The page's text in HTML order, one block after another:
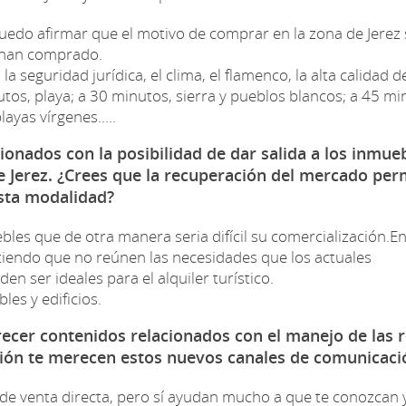
afirmar que el motivo de comprar en la zona de Jerez
comprado.
seguridad jurídica, el clima, el flamenco, la alta calidad
playa; a 30 minutos, sierra y pueblos blancos; a 45
vírgenes…..
con la posibilidad de dar salida a los
¿Crees que la recuperación del mercado
modalidad?
que de otra manera seria difícil su
que no reúnen las necesidades que los actuales
ser ideales para el alquiler turístico.
y edificios.
contenidos relacionados con el manejo de las
te merecen estos nuevos canales de
venta directa, pero sí ayudan mucho a que te conozcan